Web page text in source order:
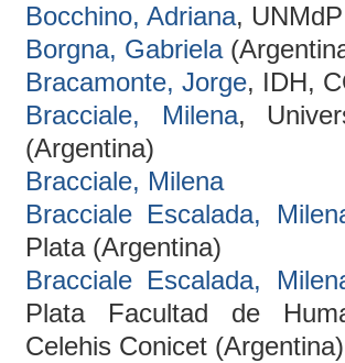
Bocchino, Adriana,
Borgna, Gabriela
Bracamonte, Jorge, IDH,
Bracciale, Milena,
(Argentina)
Bracciale, Milena
Bracciale Escalada,
Plata (Argentina)
Bracciale Escalada,
Plata Facultad de
Celehis Conicet (Argentina)